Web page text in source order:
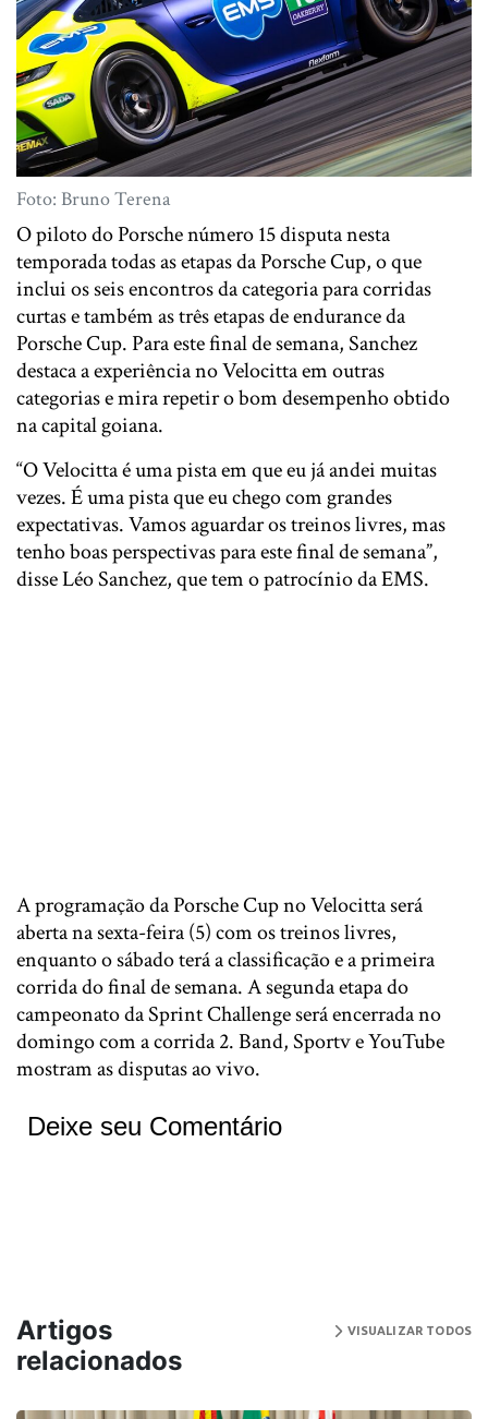
Foto: Bruno Terena
O piloto do Porsche número 15 disputa nesta
temporada todas as etapas da Porsche Cup, o que
inclui os seis encontros da categoria para corridas
curtas e também as três etapas de endurance da
Porsche Cup. Para este final de semana, Sanchez
destaca a experiência no Velocitta em outras
categorias e mira repetir o bom desempenho obtido
na capital goiana.
“O Velocitta é uma pista em que eu já andei muitas
vezes. É uma pista que eu chego com grandes
expectativas. Vamos aguardar os treinos livres, mas
tenho boas perspectivas para este final de semana”,
disse Léo Sanchez, que tem o patrocínio da EMS.
A programação da Porsche Cup no Velocitta será
aberta na sexta-feira (5) com os treinos livres,
enquanto o sábado terá a classificação e a primeira
corrida do final de semana. A segunda etapa do
campeonato da Sprint Challenge será encerrada no
domingo com a corrida 2. Band, Sportv e YouTube
mostram as disputas ao vivo.
Deixe seu Comentário
Artigos
relacionados
VISUALIZAR TODOS